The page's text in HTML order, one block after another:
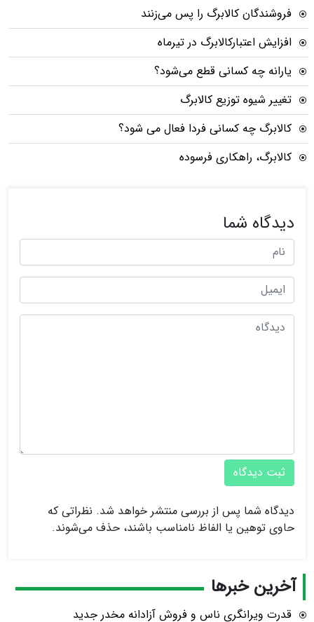
فروشندگان کالابرگ را پس می‌زنند
افزایش اعتبارکالابرگ در تیرماه
یارانه چه کسانی قطع می‌شود؟
تغییر شیوه توزیع کالابرگ
کالابرگ چه کسانی فردا فعال می شود؟
کالابرگ، راهکاری فرسوده
دیدگاه شما
ثبت دیدگاه
دیدگاه شما پس از بررسی منتشر خواهد شد. نظراتی که
حاوی توهین یا الفاظ نامناسب باشند، حذف می‌شوند.
آخرین خبرها
قدرت ویرانگری ناس و فروش آزادانه مخدر جدید